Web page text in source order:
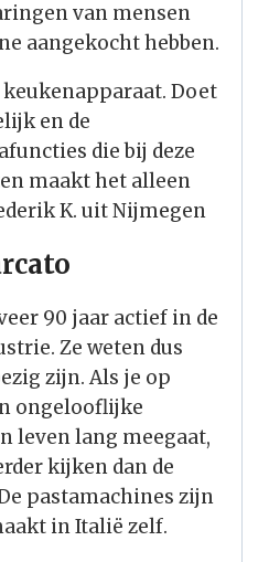
van mensen
aangekocht hebben.
Doet
en de
die bij deze
maakt het alleen
K. uit Nijmegen
90 jaar actief in de
Ze weten dus
zijn. Als je op
ongelooflijke
leven lang meegaat,
kijken dan de
pastamachines zijn
in Italië zelf.